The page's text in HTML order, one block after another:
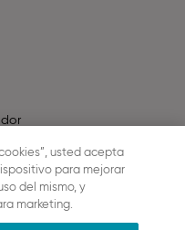
usted acepta
para mejorar
del mismo, y
marketing.